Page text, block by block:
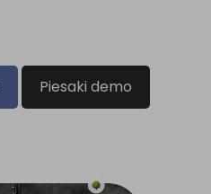
Piesaki demo